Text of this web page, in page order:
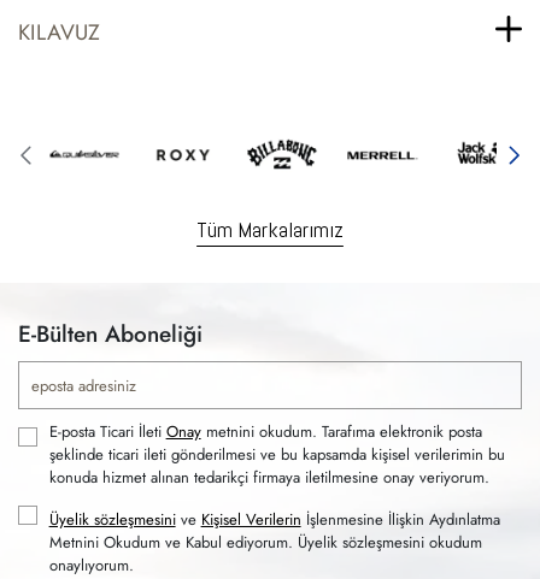
KILAVUZ
Tüm Markalarımız
E-Bülten Aboneliği
E-posta Ticari İleti Onaymetnini okudum. Tarafıma elektronik posta
şeklinde ticari ileti gönderilmesi ve bu kapsamda kişisel verilerimin bu
konuda hizmet alınan tedarikçi firmaya iletilmesine onay veriyorum.
Üyelik sözleşmesinive Kişisel Verilerin İşlenmesine İlişkin Aydınlatma
Metnini Okudum ve Kabul ediyorum. Üyelik sözleşmesini okudum
onaylıyorum.